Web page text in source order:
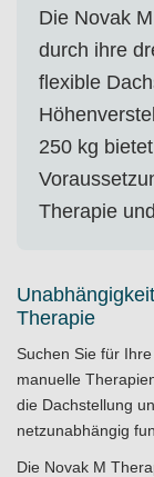
Die Novak
durch ihre
flexible
250 kg
Therapie
Therapie
Suchen Sie für
manuelle
die Dachstellung
netzunabhängig
Die Novak M